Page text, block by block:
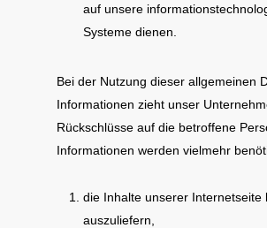
auf unsere
Systeme dienen.
Bei der Nutzung dieser allgemeinen
Informationen zieht unser
Rückschlüsse auf die betroffene
Informationen werden vielmehr
die Inhalte unserer Internetseite
auszuliefern,